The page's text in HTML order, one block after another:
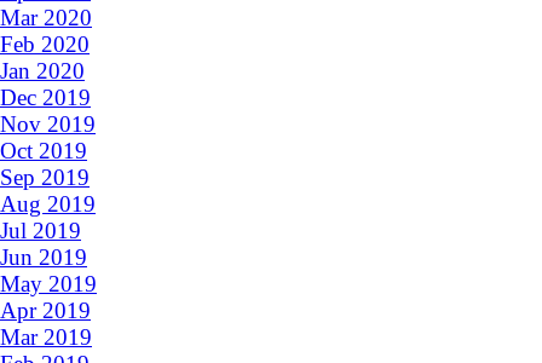
Mar 2020
Feb 2020
Jan 2020
Dec 2019
Nov 2019
Oct 2019
Sep 2019
Aug 2019
Jul 2019
Jun 2019
May 2019
Apr 2019
Mar 2019